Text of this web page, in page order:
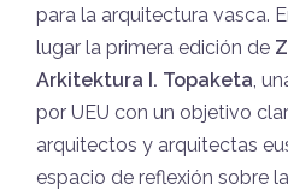
para la arquitectura vasca.
lugar la primera edición de
Arkitektura I. Topaketa ,
por UEU con un objetivo
arquitectos y arquitectas
espacio de reflexión sobre